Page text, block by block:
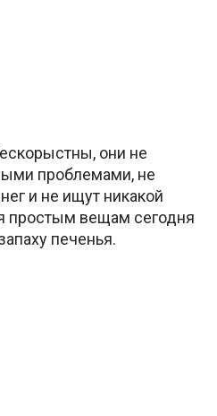
они не
проблемами, не
и не ищут никакой
простым вещам сегодня
печенья.